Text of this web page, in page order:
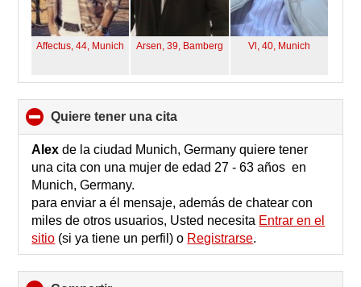
Affectus, 44, Munich Arsen, 39, Bamberg Vl, 40, Munich
quiere tener una cita
to
collapse
contents
Alex de la ciudad Munich, Germany quiere tener
una cita con una mujer de edad 27 - 63 años en
Munich, Germany.
para enviar a él mensaje, además de chatear con
miles de otros usuarios, Usted necesita Entrar en el
sitio (si ya tiene un perfil) o Registrarse.